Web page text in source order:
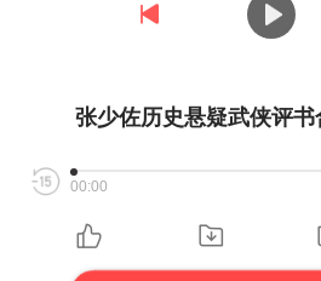
张少佐历史悬疑武侠评书
00:00